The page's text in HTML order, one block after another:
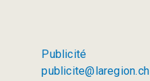
Publicité
publicite@laregion.ch